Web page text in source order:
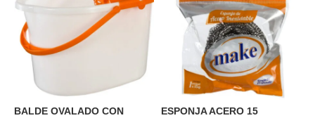
BALDE OVALADO CON
ESPONJA ACERO 15